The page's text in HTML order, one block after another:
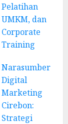
Pelatihan
UMKM, dan
Corporate
Training
Narasumber
Digital
Marketing
Cirebon:
Strategi